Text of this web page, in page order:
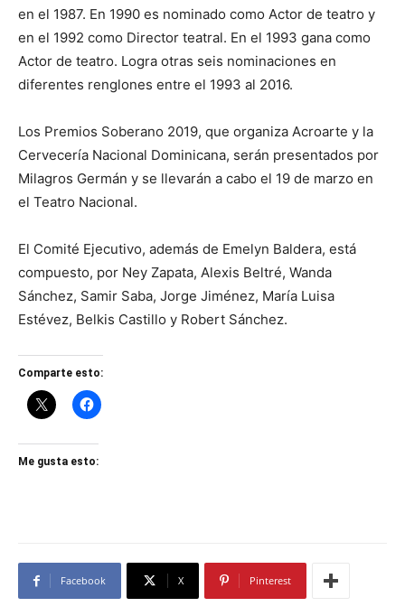
en el 1987. En 1990 es nominado como Actor de teatro y
en el 1992 como Director teatral. En el 1993 gana como
Actor de teatro. Logra otras seis nominaciones en
diferentes renglones entre el 1993 al 2016.
Los Premios Soberano 2019, que organiza Acroarte y la
Cervecería Nacional Dominicana, serán presentados por
Milagros Germán y se llevarán a cabo el 19 de marzo en
el Teatro Nacional.
El Comité Ejecutivo, además de Emelyn Baldera, está
compuesto, por Ney Zapata, Alexis Beltré, Wanda
Sánchez, Samir Saba, Jorge Jiménez, María Luisa
Estévez, Belkis Castillo y Robert Sánchez.
Comparte esto:
Me gusta esto:
Facebook X Pinterest